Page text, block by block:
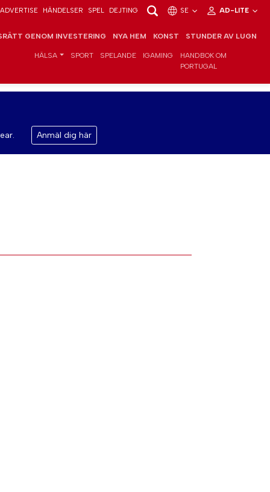
ADVERTISE HÄNDELSER SPEL DEJTING SE AD-LITE
GENOM INVESTERING NYA HEM KONST STUNDER AV LUGN
HÄLSA SPORT SPELANDE IGAMING
HANDBOK OM
PORTUGAL
Anmäl dig här